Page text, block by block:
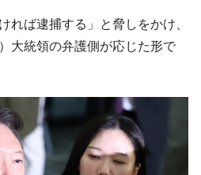
年07月の輸出入」絶好調。半導
体の41％もある
⇒ どんな雇用対策だソレ。
準備】2026年07月は4,279億ド
ドル」
は北朝鮮なのか。選管がサーバ
たのは明白だ」
れば逮捕する」と脅しをかけ、
大統領の弁護側が応じた形で